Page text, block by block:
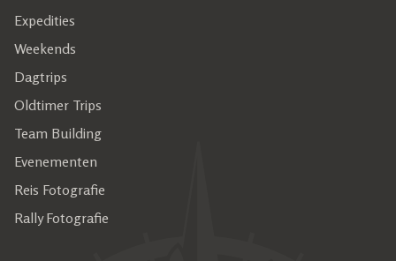
Expedities
Weekends
Dagtrips
Oldtimer Trips
Team Building
Evenementen
Reis Fotografie
Rally Fotografie